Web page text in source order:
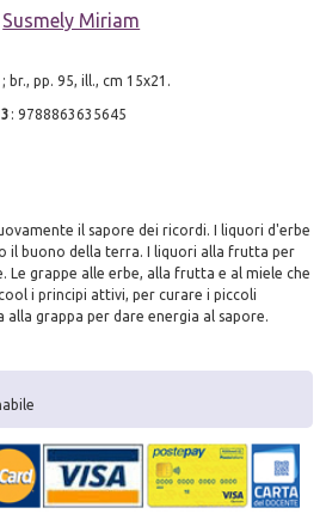
Susmely Miriam
pp. 95, ill., cm 15x21.
:9788863635645
il sapore dei ricordi. I liquori d'erbe
il buono della terra. I liquori alla frutta per
Le grappe alle erbe, alla frutta e al miele che
i principi attivi, per curare i piccoli
grappa per dare energia al sapore.